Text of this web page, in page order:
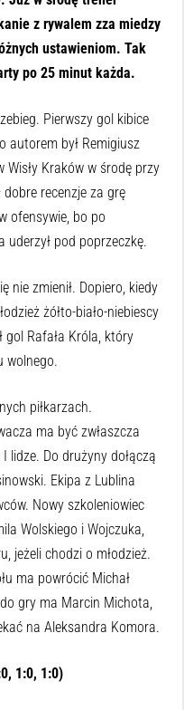
z rywalem zza miedzy
ustawieniom. Tak
po 25 minut każda.
Pierwszy gol kibice
autorem był Remigiusz
Wisły Kraków w środę przy
recenzje za grę
ofensywie, bo po
pod poprzeczkę.
nie zmienił. Dopiero, kiedy
żółto-biało-niebiescy
gol Rafała Króla, który
wolnego.
piłkarzach.
ma być zwłaszcza
lidze. Do drużyny dołączą
Ekipa z Lublina
Nowy szkoleniowiec
Wolskiego i Wojczuka,
jeżeli chodzi o młodzież.
ma powrócić Michał
gry ma Marcin Michota,
na Aleksandra Komora.
1:0, 1:0)